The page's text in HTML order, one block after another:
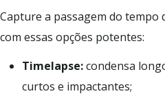
Capture a passagem do
com essas opções potentes:
Timelapse:condensa
curtos e impactantes;